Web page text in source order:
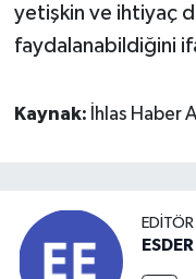
yetişkin ve ihtiyaç
faydalanabildiğini
Kaynak: İhlas Haber